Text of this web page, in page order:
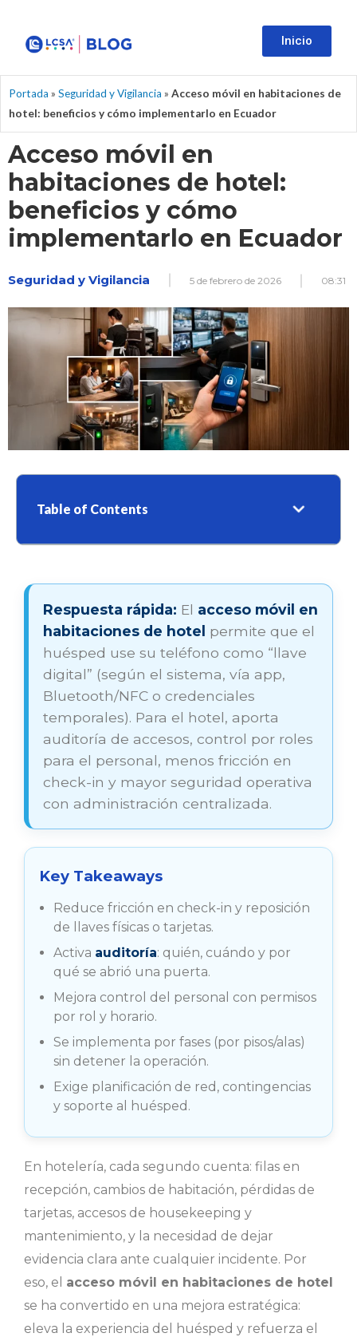
Inicio
Portada » Seguridad y Vigilancia » Acceso móvil en habitaciones de
hotel: beneficios y cómo implementarlo en Ecuador
Acceso móvil en
habitaciones de hotel:
beneficios y cómo
implementarlo en Ecuador
Seguridad y Vigilancia 5 de febrero de 2026 08:31
Table of Contents
Respuesta rápida: El acceso móvil en
habitaciones de hotel permite que el
huésped use su teléfono como “llave
digital” (según el sistema, vía app,
Bluetooth/NFC o credenciales
temporales). Para el hotel, aporta
auditoría de accesos, control por roles
para el personal, menos fricción en
check-in y mayor seguridad operativa
con administración centralizada.
Key Takeaways
Reduce fricción en check-in y reposición
de llaves físicas o tarjetas.
Activa auditoría: quién, cuándo y por
qué se abrió una puerta.
Mejora control del personal con permisos
por rol y horario.
Se implementa por fases (por pisos/alas)
sin detener la operación.
Exige planificación de red, contingencias
y soporte al huésped.
En hotelería, cada segundo cuenta: filas en
recepción, cambios de habitación, pérdidas de
tarjetas, accesos de housekeeping y
mantenimiento, y la necesidad de dejar
evidencia clara ante cualquier incidente. Por
eso, el acceso móvil en habitaciones de hotel
se ha convertido en una mejora estratégica:
eleva la experiencia del huésped y refuerza el